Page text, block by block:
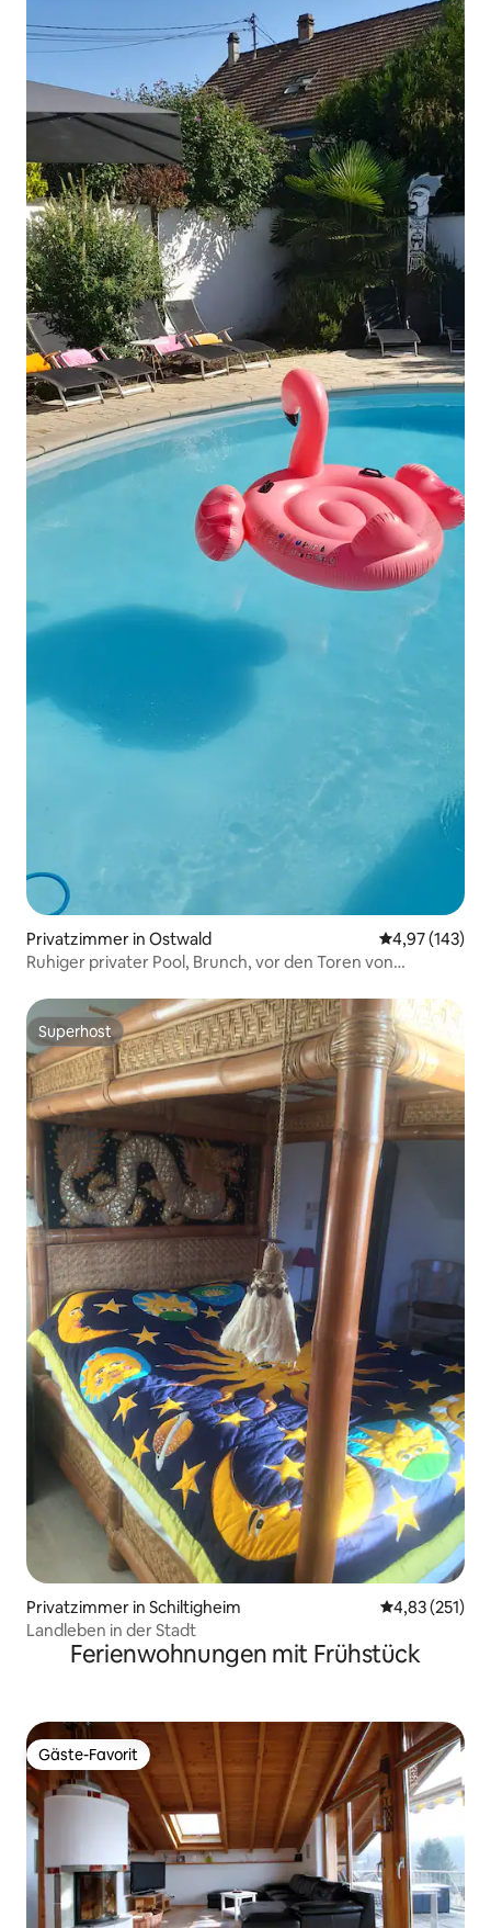
Privatzimmer in Ostwald
4,97 (143)
Ruhiger privater Pool, Brunch, vor den Toren von
Superhost
Superhost
Privatzimmer in Schiltigheim
4,83 (251)
Landleben in der Stadt
Ferienwohnungen mit Frühstück
Gäste-Favorit
Gäste-Favorit